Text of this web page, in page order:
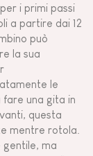
i primi passi
a partire dai 12
può
la sua
le
una gita in
questa
mentre rotola.
gentile, ma